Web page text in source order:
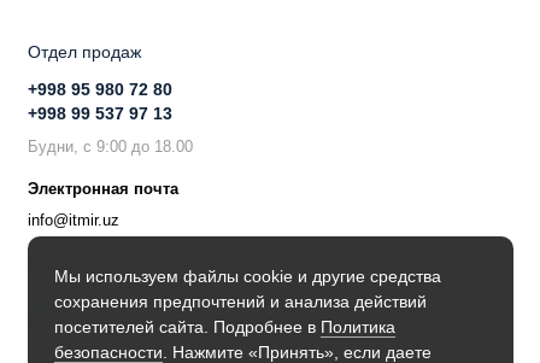
Мы используем файлы cookie и другие средства
сохранения предпочтений и анализа действий
посетителей сайта. Подробнее в Политика
безопасности . Нажмите «Принять», если даете
Отдел продаж
+998 95 980 72 80
+998 99 537 97 13
Будни, с 9:00 до 18.00
Электронная почта
info@itmir.uz
Поддержка в мессенджере
Будьте в курсе наших новостей!